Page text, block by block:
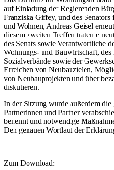
auf Einladung der Regierenden
Franziska Giffey, und des
und Wohnen, Andreas Geisel
diesem zweiten Treffen traten
des Senats sowie Verantwortliche
Wohnungs- und Bauwirtschaft, des
Sozialverbände sowie der
Erreichen von Neubauzielen,
von Neubauprojekten und über
diskutieren.
In der Sitzung wurde außerdem
Partnerinnen und Partner
benennt und notwendige
Den genauen Wortlaut der
Zum Download: